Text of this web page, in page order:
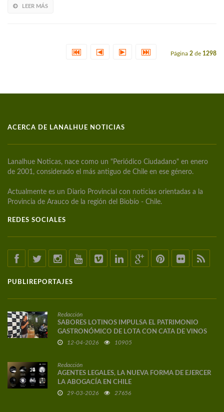
LEER MÁS
Página 2 de 1298
ACERCA DE LANALHUE NOTICIAS
Lanalhue Noticas, nace como un "Periódico Ciudadano" en enero
de 2001, considerado el más antiguo de Chile en ese género.
Actualmente es un Diario Provincial con noticias orientadas a la
Provincia de Arauco de la región del Biobío - Chile.
REDES SOCIALES
PUBLIREPORTAJES
Redacción
SABORES LOTINOS IMPULSA EL PATRIMONIO
GASTRONÓMICO DE LOTA CON CATA DE VINOS
DE AUTOR
12-04-2026 10905
Redacción
AGENTES LEGALES, LA NUEVA FORMA DE EJERCER
LA ABOGACÍA EN CHILE
29-03-2026 27656